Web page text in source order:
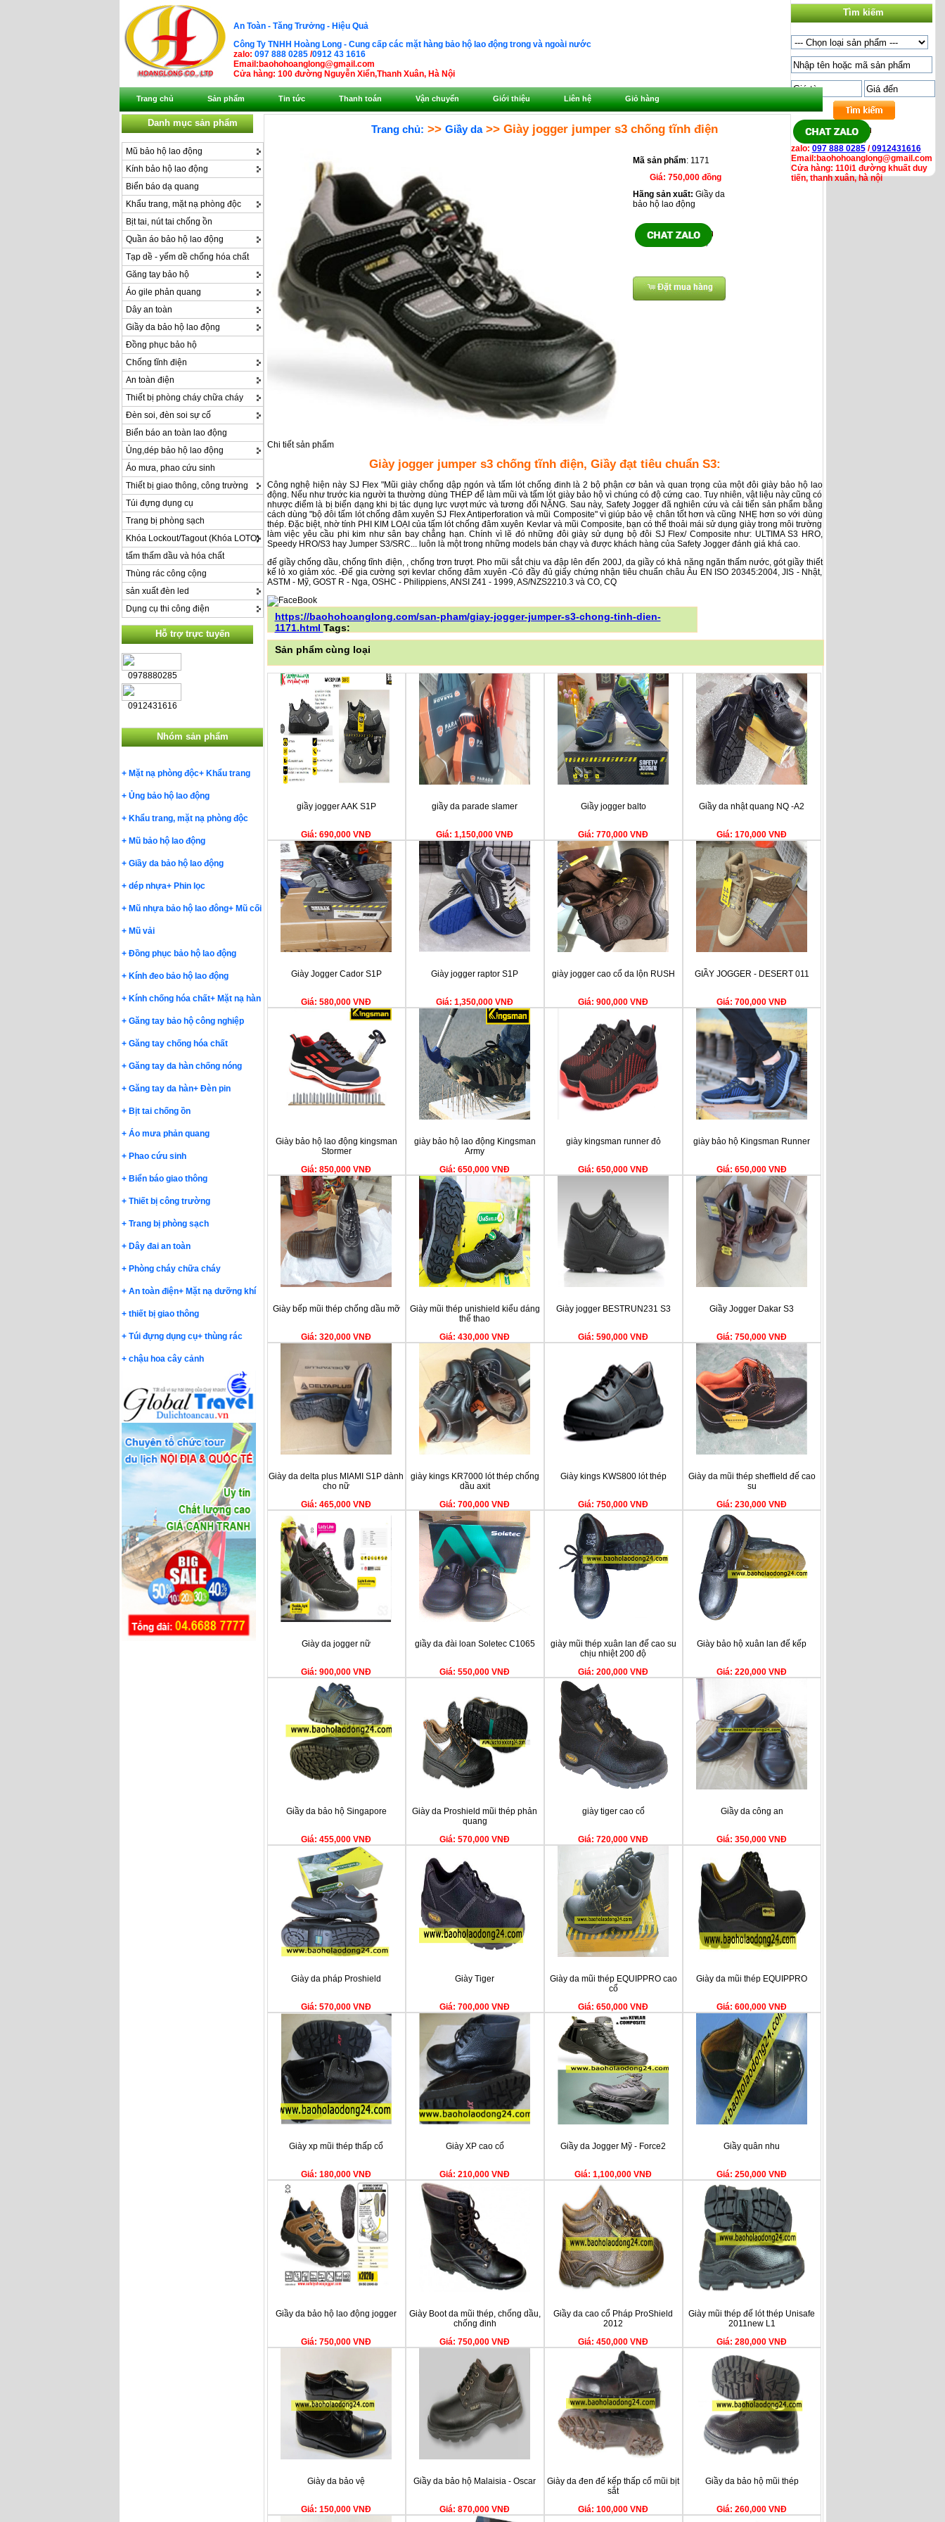
An Toàn - Tăng Trưởng - Hiệu Quả
Công Ty TNHH Hoàng Long - Cung cấp các mặt hàng bảo hộ lao động trong và ngoài nước
zalo: 097 888 0285 /0912 43 1616
Email:baohohoanglong@gmail.com
Cửa hàng: 100 đường Nguyễn Xiển,Thanh Xuân, Hà Nội
Tìm kiếm
zalo: 097 888 0285/0912431616
Email:baohohoanglong@gmail.com
Cửa hàng: 110i1 đường khuất duy
tiến, thanh xuân, hà nội
Trang chủ Sản phẩm Tin tức Thanh toán Vận chuyển Giới thiệu Liên hệ Giỏ hàng
Danh mục sản phẩm
Mũ bảo hộ lao động
Kính bảo hộ lao động
Biển báo dạ quang
Khẩu trang, mặt nạ phòng độc
Bịt tai, nút tai chống ồn
Quần áo bảo hộ lao động
Tạp dề - yếm dề chống hóa chất
Găng tay bảo hộ
Áo gile phản quang
Dây an toàn
Giầy da bảo hộ lao động
Đồng phục bảo hộ
Chống tĩnh điện
An toàn điện
Thiết bị phòng cháy chữa cháy
Đèn soi, đèn soi sự cố
Biển báo an toàn lao động
Ủng,dép bảo hộ lao động
Áo mưa, phao cứu sinh
Thiết bị giao thông, công trường
Túi đựng dụng cụ
Trang bị phòng sạch
Khóa Lockout/Tagout (Khóa LOTO)
tấm thấm dầu và hóa chất
Thùng rác công cộng
sản xuất đèn led
Dụng cụ thi công điện
Hỗ trợ trực tuyến
0978880285
0912431616
Nhóm sản phẩm
+ Mặt nạ phòng độc+ Khẩu trang
+ Ủng bảo hộ lao động
+ Khẩu trang, mặt nạ phòng độc
+ Mũ bảo hộ lao động
+ Giầy da bảo hộ lao động
+ dép nhựa+ Phin lọc
+ Mũ nhựa bảo hộ lao đông+ Mũ cối
+ Mũ vải
+ Đồng phục bảo hộ lao động
+ Kính đeo bảo hộ lao động
+ Kính chống hóa chất+ Mặt nạ hàn
+ Găng tay bảo hộ công nghiệp
+ Găng tay chống hóa chất
+ Găng tay da hàn chống nóng
+ Găng tay da hàn+ Đèn pin
+ Bịt tai chống ồn
+ Áo mưa phản quang
+ Phao cứu sinh
+ Biển báo giao thông
+ Thiết bị công trường
+ Trang bị phòng sạch
+ Dây đai an toàn
+ Phòng cháy chữa cháy
+ An toàn điện+ Mặt nạ dưỡng khí
+ thiết bị giao thông
+ Túi đựng dụng cụ+ thùng rác
+ chậu hoa cây cảnh
Trang chủ: >> Giầy da>> Giày jogger jumper s3 chống tĩnh điện
Mã sản phẩm: 1171
Giá: 750,000 đồng
Hãng sản xuất: Giầy da
bảo hộ lao động
Chi tiết sản phẩm
Giày jogger jumper s3 chống tĩnh điện, Giầy đạt tiêu chuẩn S3:
Công nghệ hiện này SJ Flex "Mũi giày chống dập ngón và tấm lót chống đinh là 2 bộ phận cơ bản và quan trọng của một đôi giày bảo hộ lao
động. Nếu như trước kia người ta thường dùng THÉP để làm mũi và tấm lót giày bảo hộ vì chúng có độ cứng cao. Tuy nhiên, vật liệu này cũng có
nhược điểm là bị biến dạng khi bị tác dụng lực vượt mức và tương đối NẶNG. Sau này, Safety Jogger đã nghiên cứu và cải tiến sản phẩm bằng
cách dùng "bộ đôi tấm lót chống đâm xuyên SJ Flex Antiperforation và mũi Composite" vì giúp bảo vệ chân tốt hơn và cũng NHẸ hơn so với dùng
thép. Đặc biệt, nhờ tính PHI KIM LOẠI của tấm lót chống đâm xuyên Kevlar và mũi Composite, bạn có thể thoải mái sử dụng giày trong môi trường
làm việc yêu cầu phi kim như sân bay chẳng hạn. Chính vì lẽ đó những đôi giày sử dụng bộ đôi SJ Flex/ Composite như: ULTIMA S3 HRO,
Speedy HRO/S3 hay Jumper S3/SRC... luôn là một trong những models bán chạy và được khách hàng của Safety Jogger đánh giá khá cao.
đế giầy chống dầu, chống tĩnh điện, , chống trơn trượt. Pho mũi sắt chịu va đập lên đến 200J, da giầy có khả năng ngăn thấm nước, gót giầy thiết
kế lò xo giảm xóc. -Đế gia cường sợi kevlar chống đâm xuyên -Có đầy đủ giấy chứng nhận tiêu chuẩn châu Âu EN ISO 20345:2004, JIS - Nhật,
ASTM - Mỹ, GOST R - Nga, OSHC - Philippiens, ANSI Z41 - 1999, AS/NZS2210.3 và CO, CQ
https://baohohoanglong.com/san-pham/giay-jogger-jumper-s3-chong-tinh-dien-
1171.html Tags:
Sản phẩm cùng loại
giầy jogger AAK S1P
Giá: 690,000 VNĐ
giầy da parade slamer
Giá: 1,150,000 VNĐ
Giầy jogger balto
Giá: 770,000 VNĐ
Giầy da nhật quang NQ -A2
Giá: 170,000 VNĐ
Giày Jogger Cador S1P
Giá: 580,000 VNĐ
Giày jogger raptor S1P
Giá: 1,350,000 VNĐ
giày jogger cao cổ da lộn RUSH
Giá: 900,000 VNĐ
GIẦY JOGGER - DESERT 011
Giá: 700,000 VNĐ
Giày bảo hộ lao động kingsman
Stormer
Giá: 850,000 VNĐ
giày bảo hộ lao động Kingsman
Army
Giá: 650,000 VNĐ
giày kingsman runner đỏ
Giá: 650,000 VNĐ
giày bảo hộ Kingsman Runner
Giá: 650,000 VNĐ
Giày bếp mũi thép chống dầu mỡ
Giá: 320,000 VNĐ
Giày mũi thép unishield kiểu dáng
thể thao
Giá: 430,000 VNĐ
Giày jogger BESTRUN231 S3
Giá: 590,000 VNĐ
Giầy Jogger Dakar S3
Giá: 750,000 VNĐ
Giày da delta plus MIAMI S1P dành
cho nữ
Giá: 465,000 VNĐ
giày kings KR7000 lót thép chống
dầu axit
Giá: 700,000 VNĐ
Giày kings KWS800 lót thép
Giá: 750,000 VNĐ
Giày da mũi thép sheffield đế cao
su
Giá: 230,000 VNĐ
Giày da jogger nữ
Giá: 900,000 VNĐ
giầy da đài loan Soletec C1065
Giá: 550,000 VNĐ
giày mũi thép xuân lan đế cao su
chịu nhiệt 200 độ
Giá: 200,000 VNĐ
Giày bảo hộ xuân lan đế kếp
Giá: 220,000 VNĐ
Giầy da bảo hộ Singapore
Giá: 455,000 VNĐ
Giày da Proshield mũi thép phản
quang
Giá: 570,000 VNĐ
giày tiger cao cổ
Giá: 720,000 VNĐ
Giầy da công an
Giá: 350,000 VNĐ
Giày da pháp Proshield
Giá: 570,000 VNĐ
Giày Tiger
Giá: 700,000 VNĐ
Giày da mũi thép EQUIPPRO cao
cổ
Giá: 650,000 VNĐ
Giày da mũi thép EQUIPPRO
Giá: 600,000 VNĐ
Giày xp mũi thép thấp cổ
Giá: 180,000 VNĐ
Giày XP cao cổ
Giá: 210,000 VNĐ
Giầy da Jogger Mỹ - Force2
Giá: 1,100,000 VNĐ
Giầy quân nhu
Giá: 250,000 VNĐ
Giầy da bảo hộ lao động jogger
Giá: 750,000 VNĐ
Giày Boot da mũi thép, chống dầu,
chống đinh
Giá: 750,000 VNĐ
Giầy da cao cổ Pháp ProShield
2012
Giá: 450,000 VNĐ
Giày mũi thép đế lót thép Unisafe
2011new L1
Giá: 280,000 VNĐ
Giày da bảo vệ
Giá: 150,000 VNĐ
Giầy da bảo hộ Malaisia - Oscar
Giá: 870,000 VNĐ
Giày da đen đế kếp thấp cổ mũi bịt
sắt
Giá: 100,000 VNĐ
Giầy da bảo hộ mũi thép
Giá: 260,000 VNĐ